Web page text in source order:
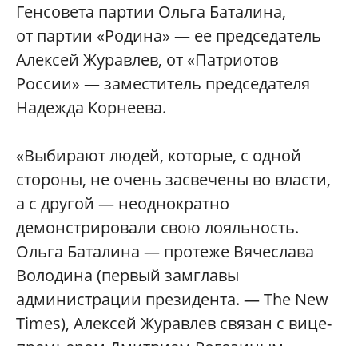
Генсовета партии Ольга Баталина,
от партии «Родина» — ее председатель
Алексей Журавлев, от «Патриотов
России» — заместитель председателя
Надежда Корнеева.
«Выбирают людей, которые, с одной
стороны, не очень засвечены во власти,
а с другой — неоднократно
демонстрировали свою лояльность.
Ольга Баталина — протеже Вячеслава
Володина (первый замглавы
администрации президента. — The New
Times), Алексей Журавлев связан с вице-